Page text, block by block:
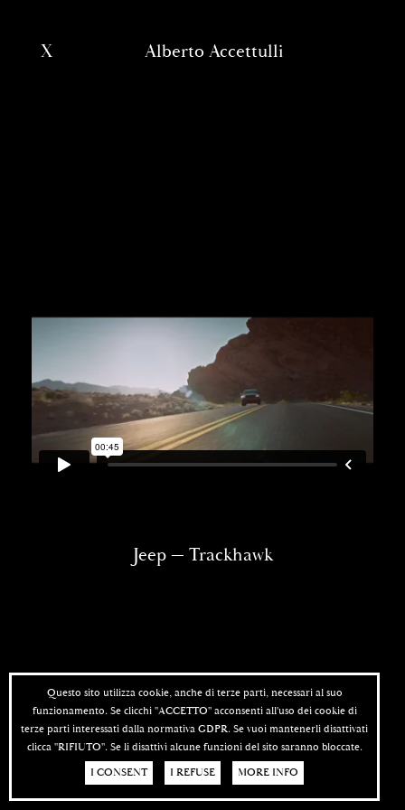
Contacts
our group
X Alberto Accettulli
Jeep — Trackhawk
Questo sito utilizza cookie, anche di terze parti, necessari al suo
funzionamento. Se clicchi "ACCETTO" acconsenti all'uso dei cookie di
terze parti interessati dalla normativa GDPR. Se vuoi mantenerli disattivati
clicca "RIFIUTO". Se li disattivi alcune funzioni del sito saranno bloccate.
I CONSENT
I REFUSE MORE INFO